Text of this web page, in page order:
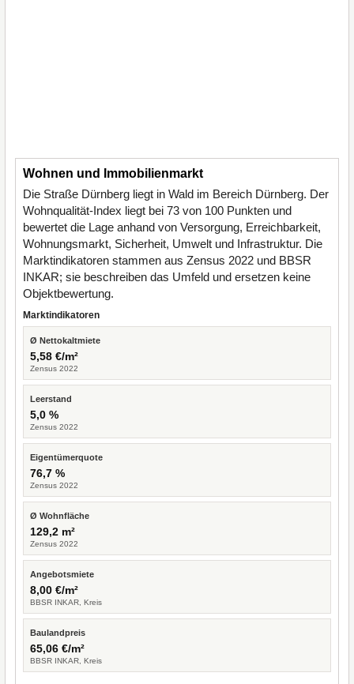
Wohnen und Immobilienmarkt
Die Straße Dürnberg liegt in Wald im Bereich Dürnberg. Der
Wohnqualität-Index liegt bei 73 von 100 Punkten und
bewertet die Lage anhand von Versorgung, Erreichbarkeit,
Wohnungsmarkt, Sicherheit, Umwelt und Infrastruktur. Die
Marktindikatoren stammen aus Zensus 2022 und BBSR
INKAR; sie beschreiben das Umfeld und ersetzen keine
Objektbewertung.
Marktindikatoren
Ø Nettokaltmiete
5,58 €/m²
Zensus 2022
Leerstand
5,0 %
Zensus 2022
Eigentümerquote
76,7 %
Zensus 2022
Ø Wohnfläche
129,2 m²
Zensus 2022
Angebotsmiete
8,00 €/m²
BBSR INKAR, Kreis
Baulandpreis
65,06 €/m²
BBSR INKAR, Kreis